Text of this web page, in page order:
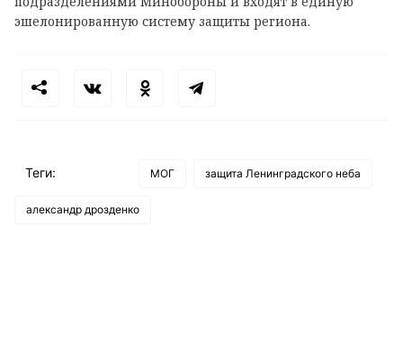
эшелонированную систему защиты региона.
Теги: МОГ защита Ленинградского неба
александр дрозденко